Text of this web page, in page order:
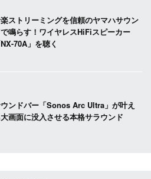
ストリーミングを信頼のヤマハサウン
で鳴らす！ワイヤレスHiFiスピーカー
NX-70A」を聴く
ンドバー「Sonos Arc Ultra」が叶え
画面に没入させる本格サラウンド